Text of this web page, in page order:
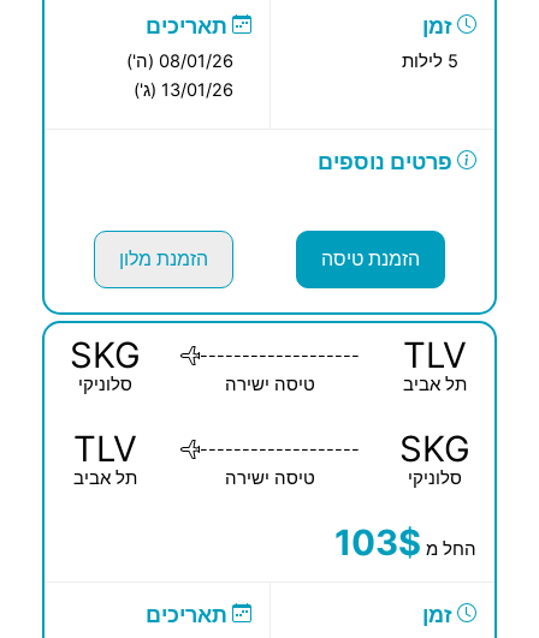
זמן תאריכים
08/01/26 (ה')
13/01/26 (ג')
פרטים נוספים
הזמנת טיסה הזמנת מלון
TLV
תל אביב
-------------------
טיסה ישירה
SKG
סלוניקי
SKG
סלוניקי
-------------------
טיסה ישירה
TLV
תל אביב
החל מ 103$
זמן תאריכים